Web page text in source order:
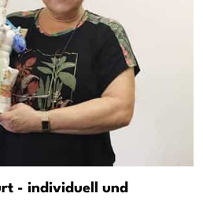
- individuell und